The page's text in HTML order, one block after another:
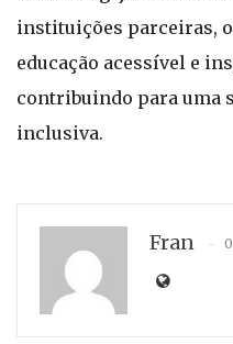
instituições parceiras,
educação acessível e
contribuindo para uma
inclusiva.
Fran